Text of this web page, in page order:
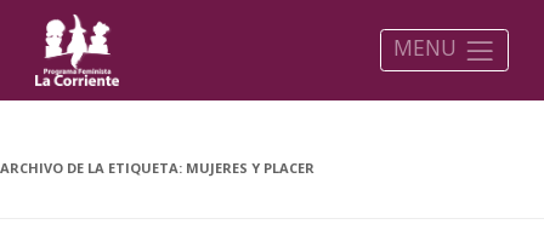
MENU
ARCHIVO DE LA ETIQUETA: MUJERES Y PLACER